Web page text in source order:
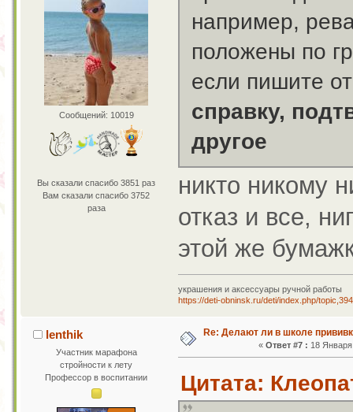
Сообщений: 10019
Вы сказали спасибо 3851 раз
Вам сказали спасибо 3752
раза
например,
положены по
если пишите
справку,
другое
никто никому
отказ и все,
этой же
украшения и аксессуары ручной работы
https://deti-obninsk.ru/deti/index.php/
lenthik
Участник марафона
стройности к лету
Профессор в воспитании
Re: Делают ли в школе
«Ответ #7 : 18
Цитата: